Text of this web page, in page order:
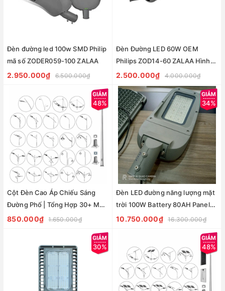
Đèn đường led 100w SMD Philip
mã số ZODER059-100 ZALAA
2.950.000₫ 6.500.000₫
Đèn Đường LED 60W OEM
Philips ZOD14-60 ZALAA Hình
Các Mập SHARK-LED Street
Lighting
2.500.000₫ 4.000.000₫
48%
Cột Đèn Cao Áp Chiếu Sáng
Đường Phố | Tổng Hợp 30+ Mẫu
Cần Đèn
850.000₫ 1.650.000₫
34%
Đèn LED đường năng lượng mặt
trời 100W Battery 80AH Panel
100 * 2 tấm
10.750.000₫ 16.300.000₫
30% 48%